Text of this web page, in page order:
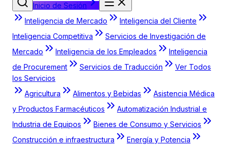
Inicio de Sesión
Inteligencia de Mercado
Inteligencia del Cliente
Inteligencia Competitiva
Servicios de Investigación de
Mercado
Inteligencia de los Empleados
Inteligencia
de Procurement
Servicios de Traducción
Ver Todos
los Servicios
Agricultura
Alimentos y Bebidas
Asistencia Médica
y Productos Farmacéuticos
Automatización Industrial e
Industria de Equipos
Bienes de Consumo y Servicios
Construcción e infraestructura
Energía y Potencia